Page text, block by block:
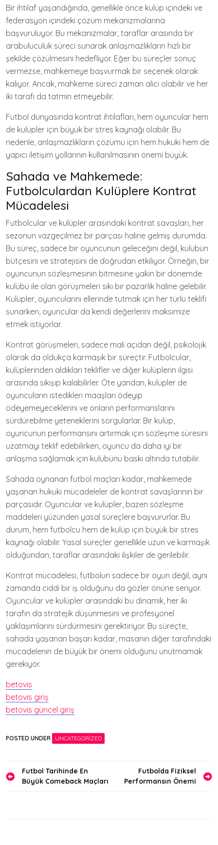
Bir ihtilaf yaşandığında, genellikle önce kulüp içindeki ve
federasyon içindeki çözüm mekanizmalarına
başvuruluyor. Bu mekanizmalar, taraflar arasında bir
arabuluculuk süreci sunarak anlaşmazlıkların hızlı bir
şekilde çözülmesini hedefliyor. Eğer bu süreçler sonuç
vermezse, mahkemeye başvurmak bir seçenek olarak
kalıyor. Ancak, mahkeme süreci zaman alıcı olabilir ve her
iki tarafı da tatmin etmeyebilir.
Futbol dünyasında kontrat ihtilafları, hem oyuncular hem
de kulüpler için büyük bir stres kaynağı olabilir. Bu
nedenle, anlaşmazlıkların çözümü için hem hukuki hem de
yapıcı iletişim yollarının kullanılmasının önemi büyük.
Sahada ve Mahkemede:
Futbolculardan Kulüplere Kontrat
Mücadelesi
Futbolcular ve kulüpler arasındaki kontrat savaşları, her
sezonun vazgeçilmez bir parçası haline gelmiş durumda.
Bu süreç, sadece bir oyuncunun geleceğini değil, kulübün
bütçesini ve stratejisini de doğrudan etkiliyor. Örneğin, bir
oyuncunun sözleşmesinin bitmesine yakın bir dönemde
kulübü ile olan görüşmeleri sıkı bir pazarlık haline gelebilir.
Kulüpler, oyuncularını ellerinde tutmak için her türlü teklifi
sunarken, oyuncular da kendi değerlerini maksimize
etmek istiyorlar.
Kontrat görüşmeleri, sadece mali açıdan değil, psikolojik
olarak da oldukça karmaşık bir süreçtir. Futbolcular,
kulüplerinden aldıkları teklifler ve diğer kulüplerin ilgisi
arasında sıkışıp kalabilirler. Öte yandan, kulüpler de
oyuncuların istedikleri maaşları ödeyip
ödeyemeyeceklerini ve onların performanslarını
sürdürebilme yeteneklerini sorgularlar. Bir kulüp,
oyuncunun performansını artırmak için sözleşme süresini
uzatmayı teklif edebilirken, oyuncu da daha iyi bir
anlaşma sağlamak için kulübünü baskı altında tutabilir.
Sahada oynanan futbol maçları kadar, mahkemede
yaşanan hukuki mücadeleler de kontrat savaşlarının bir
parçasıdır. Oyuncular ve kulüpler, bazen sözleşme
maddeleri yüzünden yasal süreçlere başvururlar. Bu
durum, hem futbolcu hem de kulüp için büyük bir stres
kaynağı olabilir. Yasal süreçler genellikle uzun ve karmaşık
olduğundan, taraflar arasındaki ilişkiler de gerilebilir.
Kontrat mücadelesi, futbolun sadece bir oyun değil, aynı
zamanda ciddi bir iş olduğunu da gözler önüne seriyor.
Oyuncular ve kulüpler arasındaki bu dinamik, her iki
tarafın da stratejik düşünmesini ve profesyonel
yaklaşımlarını sürdürmesini gerektiriyor. Bu süreçte,
sahada yaşanan başarı kadar, masanın diğer tarafındaki
mücadelenin de büyük bir önemi olduğunu unutmamak
gerekiyor.
betovis
betovis giriş
betovis güncel giriş
POSTED UNDER UNCATEGORIZED
Yazı
gezinmesi
Futbol Tarihinde En
Büyük Comeback Maçları
Futbolda Fiziksel
Performansın Önemi